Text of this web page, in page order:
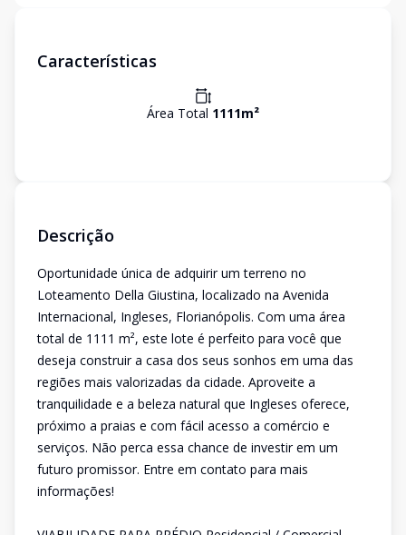
Características
Área Total 1111m²
Descrição
Oportunidade única de adquirir um terreno no
Loteamento Della Giustina, localizado na Avenida
Internacional, Ingleses, Florianópolis. Com uma área
total de 1111 m², este lote é perfeito para você que
deseja construir a casa dos seus sonhos em uma das
regiões mais valorizadas da cidade. Aproveite a
tranquilidade e a beleza natural que Ingleses oferece,
próximo a praias e com fácil acesso a comércio e
serviços. Não perca essa chance de investir em um
futuro promissor. Entre em contato para mais
informações!